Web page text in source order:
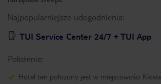
Najpopularniejsze udogodnienia:
TUI Service Center 24/7 + TUI App
Położenie:
Hotel ten położony jest w miejscowości